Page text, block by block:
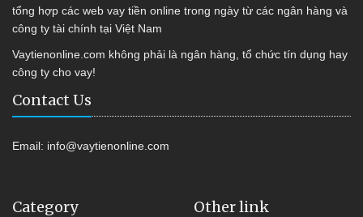
tổng hợp các web vay tiền online trong ngày từ các ngân hàng và
công ty tài chính tại Việt Nam
Vaytienonline.com không phải là ngân hàng, tổ chức tín dụng hay
công ty cho vay!
Contact Us
Email: info@vaytienonline.com
Category Other link